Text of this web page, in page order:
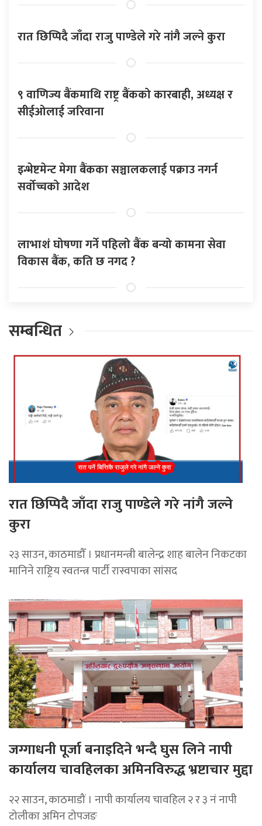
रात छिप्पिदै जाँदा राजु पाण्डेले गरे नांगै जल्ने कुरा
९ वाणिज्य बैंकमाथि राष्ट्र बैंकको कारबाही, अध्यक्ष र
सीईओलाई जरिवाना
इन्भेष्टमेन्ट मेगा बैंकका सञ्चालकलाई पक्राउ नगर्न
सर्वोच्चको आदेश
लाभाशं घोषणा गर्ने पहिलो बैंक बन्यो कामना सेवा
विकास बैंक, कति छ नगद ?
सम्बन्धित
रात छिप्पिदै जाँदा राजु पाण्डेले गरे नांगै जल्ने
कुरा
२३ साउन, काठमाडौँ । प्रधानमन्त्री बालेन्द्र शाह बालेन निकटका
मानिने राष्ट्रिय स्वतन्त्र पार्टी रास्वपाका सांसद
जग्गाधनी पूर्जा बनाइदिने भन्दै घुस लिने नापी
कार्यालय चावहिलका अमिनविरुद्ध भ्रष्टाचार मुद्दा
२२ साउन, काठमाडौं । नापी कार्यालय चावहिल २ र ३ नं नापी
टोलीका अमिन टोपजङ